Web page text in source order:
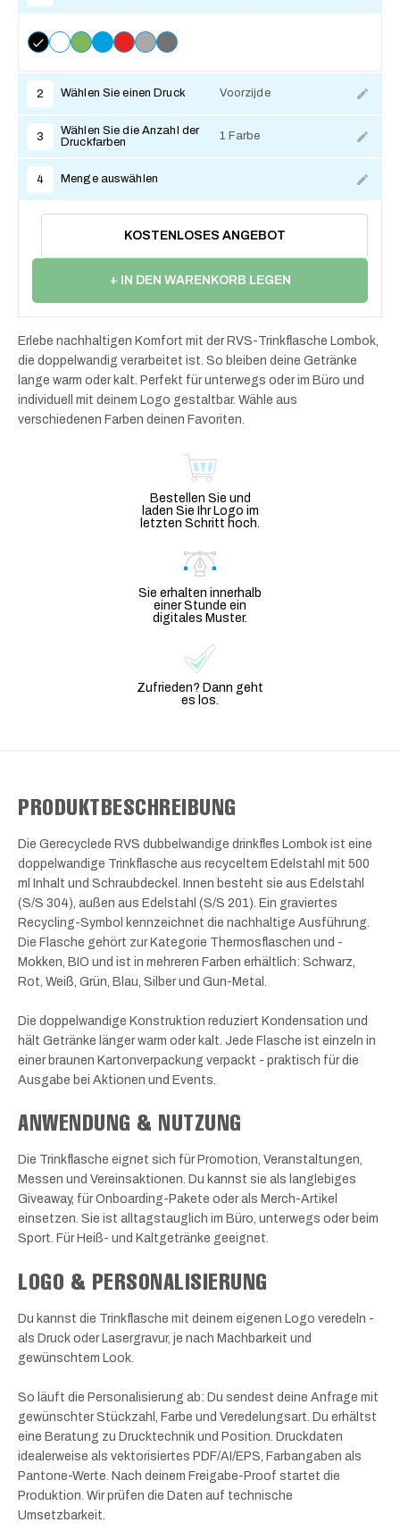
2 Wählen Sie einen Druck Voorzijde
3
Wählen Sie die Anzahl der
Druckfarben
1 Farbe
4 Menge auswählen
KOSTENLOSES ANGEBOT
+ IN DEN WARENKORB LEGEN
Erlebe nachhaltigen Komfort mit der RVS-Trinkflasche Lombok,
die doppelwandig verarbeitet ist. So bleiben deine Getränke
lange warm oder kalt. Perfekt für unterwegs oder im Büro und
individuell mit deinem Logo gestaltbar. Wähle aus
verschiedenen Farben deinen Favoriten.
Bestellen Sie und
laden Sie Ihr Logo im
letzten Schritt hoch.
Sie erhalten innerhalb
einer Stunde ein
digitales Muster.
Zufrieden? Dann geht
es los.
PRODUKTBESCHREIBUNG
Die Gerecyclede RVS dubbelwandige drinkfles Lombok ist eine
doppelwandige Trinkflasche aus recyceltem Edelstahl mit 500
ml Inhalt und Schraubdeckel. Innen besteht sie aus Edelstahl
(S/S 304), außen aus Edelstahl (S/S 201). Ein graviertes
Recycling-Symbol kennzeichnet die nachhaltige Ausführung.
Die Flasche gehört zur Kategorie Thermosflaschen und -
Mokken, BIO und ist in mehreren Farben erhältlich: Schwarz,
Rot, Weiß, Grün, Blau, Silber und Gun-Metal.
Die doppelwandige Konstruktion reduziert Kondensation und
hält Getränke länger warm oder kalt. Jede Flasche ist einzeln in
einer braunen Kartonverpackung verpackt - praktisch für die
Ausgabe bei Aktionen und Events.
ANWENDUNG & NUTZUNG
Die Trinkflasche eignet sich für Promotion, Veranstaltungen,
Messen und Vereinsaktionen. Du kannst sie als langlebiges
Giveaway, für Onboarding-Pakete oder als Merch-Artikel
einsetzen. Sie ist alltagstauglich im Büro, unterwegs oder beim
Sport. Für Heiß- und Kaltgetränke geeignet.
LOGO & PERSONALISIERUNG
Du kannst die Trinkflasche mit deinem eigenen Logo veredeln -
als Druck oder Lasergravur, je nach Machbarkeit und
gewünschtem Look.
So läuft die Personalisierung ab: Du sendest deine Anfrage mit
gewünschter Stückzahl, Farbe und Veredelungsart. Du erhältst
eine Beratung zu Drucktechnik und Position. Druckdaten
idealerweise als vektorisiertes PDF/AI/EPS, Farbangaben als
Pantone-Werte. Nach deinem Freigabe-Proof startet die
Produktion. Wir prüfen die Daten auf technische
Umsetzbarkeit.